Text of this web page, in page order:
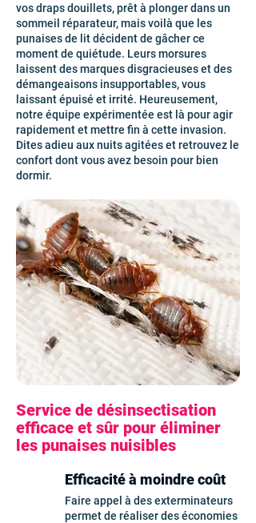
vos draps douillets, prêt à plonger dans un
sommeil réparateur, mais voilà que les
punaises de lit décident de gâcher ce
moment de quiétude. Leurs morsures
laissent des marques disgracieuses et des
démangeaisons insupportables, vous
laissant épuisé et irrité. Heureusement,
notre équipe expérimentée est là pour agir
rapidement et mettre fin à cette invasion.
Dites adieu aux nuits agitées et retrouvez le
confort dont vous avez besoin pour bien
dormir.
Service de désinsectisation
efficace et sûr pour éliminer
les punaises nuisibles
Efficacité à moindre coût
Faire appel à des exterminateurs
permet de réaliser des économies